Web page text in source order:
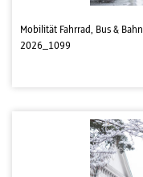
Mobilität Fahrrad, Bus & Bahn
2026_1099